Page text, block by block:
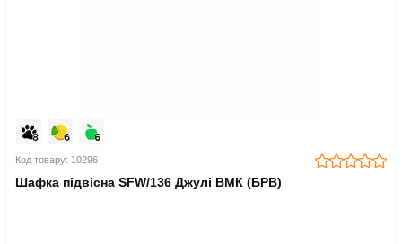
Код товару: 10296
Шафка підвісна SFW/136 Джулі ВМК (БРВ)